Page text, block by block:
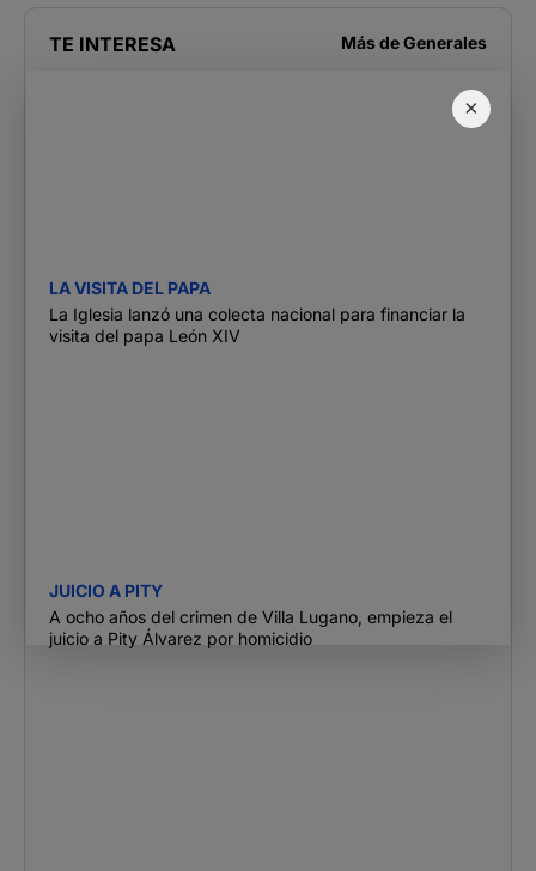
×
TE INTERESA Más deGenerales
LA VISITA DEL PAPA
La Iglesia lanzó una colecta nacional para financiar la
visita del papa León XIV
JUICIO A PITY
A ocho años del crimen de Villa Lugano, empieza el
juicio a Pity Álvarez por homicidio